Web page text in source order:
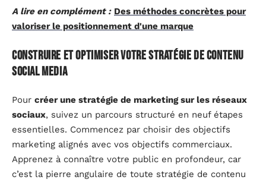
A lire en complément : Des méthodes concrètes pour
valoriser le positionnement d'une marque
Construire et optimiser votre stratégie de contenu
social media
Pour créer une stratégie de marketing sur les réseaux
sociaux, suivez un parcours structuré en neuf étapes
essentielles. Commencez par choisir des objectifs
marketing alignés avec vos objectifs commerciaux.
Apprenez à connaître votre public en profondeur, car
c’est la pierre angulaire de toute stratégie de contenu